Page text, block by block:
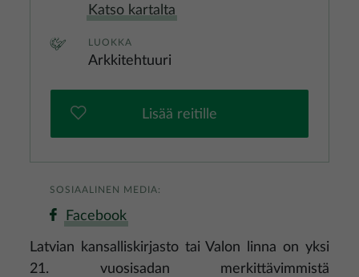
Latvian kansalliskirjasto tai Valon linna on yksi
21. vuosisadan merkittävimmistä
Katso kartalta
LUOKKA
Arkkitehtuuri
Lisää reitille
SOSIAALINEN MEDIA:
Facebook